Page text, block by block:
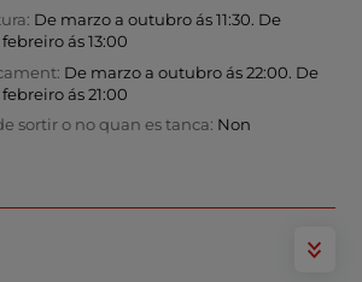
De marzo a outubro ás 11:30. De
ás 13:00
De marzo a outubro ás 22:00. De
ás 21:00
sortir o no quan es tanca: Non